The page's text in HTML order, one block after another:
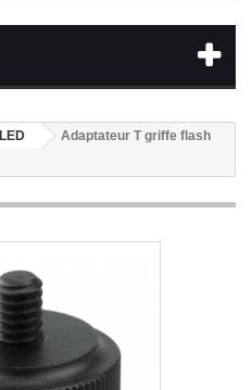
Adaptateur T griffe flash